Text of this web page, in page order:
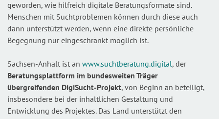
geworden, wie hilfreich digitale Beratungsformate sind.
Menschen mit Suchtproblemen können durch diese auch
dann unterstützt werden, wenn eine direkte persönliche
Begegnung nur eingeschränkt möglich ist.
Sachsen-Anhalt ist an www.suchtberatung.digital, der
Beratungsplattform im bundesweiten Träger
übergreifenden DigiSucht-Projekt, von Beginn an beteiligt,
insbesondere bei der inhaltlichen Gestaltung und
Entwicklung des Projektes. Das Land unterstützt den